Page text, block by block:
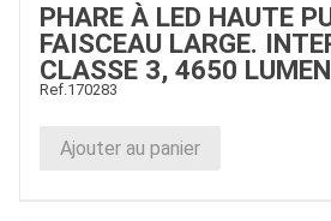
PHARE À LED HAUTE
FAISCEAU LARGE.
CLASSE 3, 4650
Ref.170283
Ajouter au panier